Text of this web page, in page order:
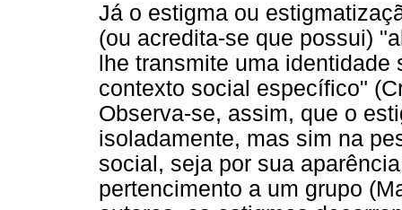
Já o estigma ou
(ou acredita-se que possui)
lhe transmite uma
contexto social específico"
Observa-se, assim, que o
isoladamente, mas sim na
social, seja por sua
pertencimento a um grupo